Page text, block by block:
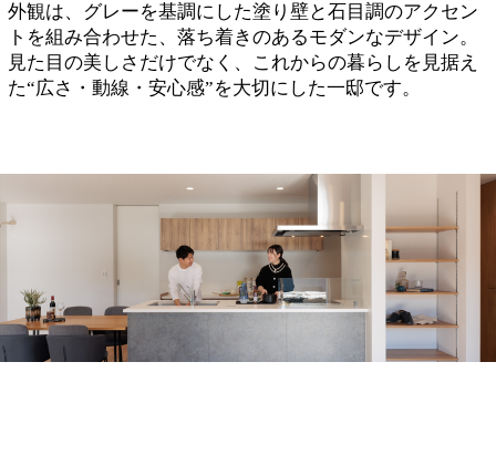
外観は、グレーを基調にした塗り壁と石目調のアクセン
トを組み合わせた、落ち着きのあるモダンなデザイン。
見た目の美しさだけでなく、これからの暮らしを見据え
た“広さ・動線・安心感”を大切にした一邸です。